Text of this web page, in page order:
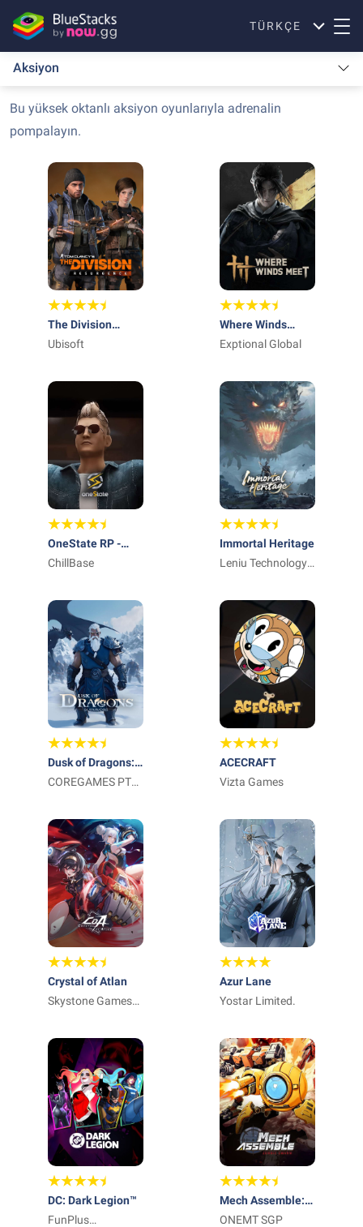
TÜRKÇE
Aksiyon
Bu yüksek oktanlı aksiyon oyunlarıyla adrenalin
pompalayın.
The Division
Resurgence
Ubisoft
Where Winds
Meet
Exptional Global
OneState RP -
Role Play Life
ChillBase
Immortal Heritage
Leniu Technology
Dusk of Dragons:
Survivors
COREGAMES PTE.
ACECRAFT
Vizta Games
Crystal of Atlan
Skystone Games
Azur Lane
Yostar Limited.
DC: Dark Legion™
FunPlus
Mech Assemble:
Zombie Swarm
ONEMT SGP